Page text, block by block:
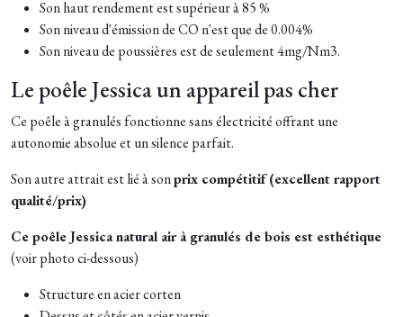
Son haut rendement est supérieur à 85 %
Son niveau d'émission de CO n'est que de 0.004%
Son niveau de poussières est de seulement 4mg/Nm3.
Le poêle Jessica un appareil pas cher
Ce poêle à granulés fonctionne sans électricité offrant une
autonomie absolue et un silence parfait.
Son autre attrait est lié à sonprix compétitif (excellent rapport
qualité/prix)
Ce poêle Jessica natural air à granulés de bois est esthétique
(voir photo ci-dessous)
Structure en acier corten